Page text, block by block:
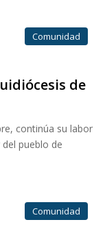
Comunidad
de
continúa su labor
pueblo de
Comunidad